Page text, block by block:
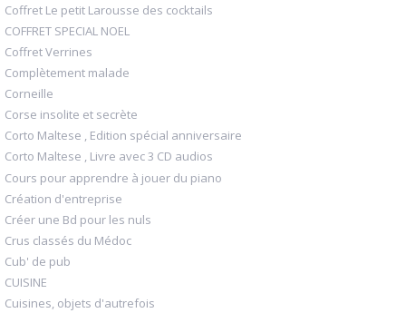
Coffret Le petit Larousse des cocktails
COFFRET SPECIAL NOEL
Coffret Verrines
Complètement malade
Corneille
Corse insolite et secrète
Corto Maltese , Edition spécial anniversaire
Corto Maltese , Livre avec 3 CD audios
Cours pour apprendre à jouer du piano
Création d'entreprise
Créer une Bd pour les nuls
Crus classés du Médoc
Cub' de pub
CUISINE
Cuisines, objets d'autrefois